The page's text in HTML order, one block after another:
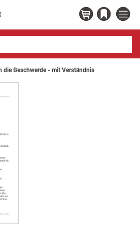
die Beschwerde - mit Verständnis